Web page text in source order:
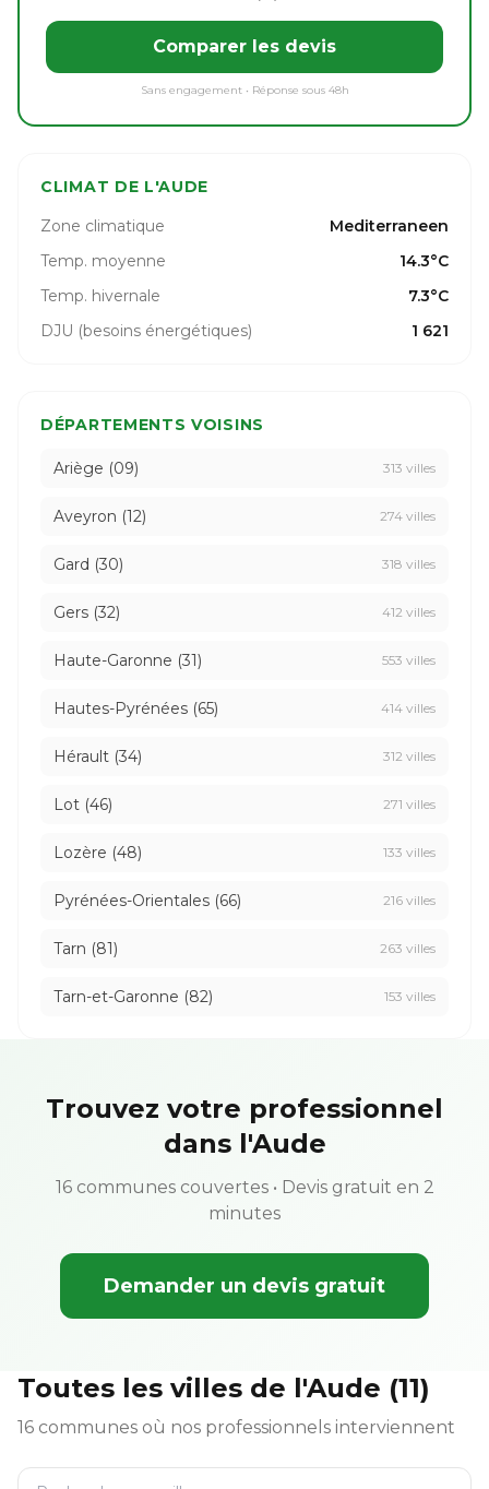
Comparer les devis
Sans engagement • Réponse sous 48h
CLIMAT DE L'AUDE
Zone climatique
Mediterraneen
Temp. moyenne
14.3°C
Temp. hivernale
7.3°C
DJU (besoins énergétiques)
1 621
DÉPARTEMENTS VOISINS
Ariège (09) 313 villes
Aveyron (12) 274 villes
Gard (30) 318 villes
Gers (32) 412 villes
Haute-Garonne (31) 553 villes
Hautes-Pyrénées (65) 414 villes
Hérault (34) 312 villes
Lot (46) 271 villes
Lozère (48) 133 villes
Pyrénées-Orientales (66) 216 villes
Tarn (81) 263 villes
Tarn-et-Garonne (82) 153 villes
Trouvez votre professionnel
dans l'Aude
16 communes couvertes • Devis gratuit en 2
minutes
Demander un devis gratuit
Toutes les villes de l'Aude (11)
16 communes où nos professionnels interviennent